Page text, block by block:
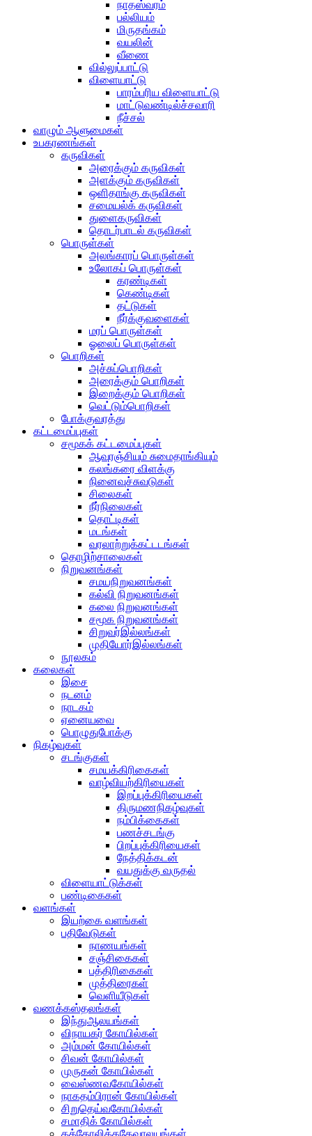
நாதஸ்வரம்
பல்லியம்
மிருதங்கம்
வயலின்
வீணை
வில்லுப்பாட்டு
விளையாட்டு
பாரம்பரிய விளையாட்டு
மாட்டுவண்டில்ச்சவாரி
நீச்சல்
வாழும் ஆளுமைகள்
உபகரணங்கள்
கருவிகள்
அரைக்கும் கருவிகள்
அளக்கும் கருவிகள்
ஒளிதாங்கு கருவிகள்
சமையல்க் கருவிகள்
துளைகருவிகள்
தொடர்பாடல் கருவிகள்
பொருள்கள்
அலங்காரப் பொருள்கள்
உலோகப் பொருள்கள்
கரண்டிகள்
கெண்டிகள்
தட்டுகள்
நீர்க்குவளைகள்
மரப் பொருள்கள்
ஓலைப் பொருள்கள்
பொறிகள்
அச்சுப்பொறிகள்
அரைக்கும் பொறிகள்
இறைக்கும் பொறிகள்
வெட்டும்பொறிகள்
போக்குவரத்து
கட்டமைப்புகள்
சமூகக் கட்டமைப்புகள்
ஆவுரஞ்சியும் சுமைதாங்கியும்
கலங்கரை விளக்கு
நினைவுச்சுவடுகள்
சிலைகள்
நீர்நிலைகள்
தொட்டிகள்
மடங்கள்
வரலாற்றுக்கட்டடங்கள்
தொழிற்சாலைகள்
நிறுவனங்கள்
சமயநிறுவனங்கள்
கல்வி நிறுவனங்கள்
கலை நிறுவனங்கள்
சமூக நிறுவனங்கள்
சிறுவர்இல்லங்கள்
முதியோர்இல்லங்கள்
நூலகம்
கலைகள்
இசை
நடனம்
நாடகம்
ஏனையவை
பொழுதுபோக்கு
நிகழ்வுகள்
சடங்குகள்
சமயக்கிரிகைகள்
வாழ்வியற்கிரியைகள்
இறப்புக்கிரியைகள்
திருமணநிகழ்வுகள்
நம்பிக்கைகள்
பணச்சடங்கு
பிறப்புக்கிரியைகள்
நேத்திக்கடன்
வயதுக்கு வருதல்
விளையாட்டுக்கள்
பண்டிகைகள்
வளங்கள்
இயற்கை வளங்கள்
பதிவேடுகள்
நாணயங்கள்
சஞ்சிகைகள்
பத்திரிகைகள்
முத்திரைகள்
வெளியீடுகள்
வணக்கஸ்தலங்கள்
இந்துஆலயங்கள்
விநாயகர் கோயில்கள்
அம்மன் கோயில்கள்
சிவன் கோயில்கள்
முருகன் கோயில்கள்
வைஸ்ணவகோயில்கள்
நாகதம்பிரான் கோயில்கள்
சிறுதெய்வகோயில்கள்
சமாதிக் கோயில்கள்
கத்தோலிக்கதேவாலயங்கள்